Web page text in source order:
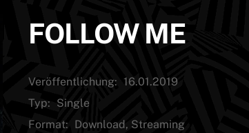
FOLLOW ME
Veröffentlichung: 16.01.2019
Typ: Single
Format: Download, Streaming